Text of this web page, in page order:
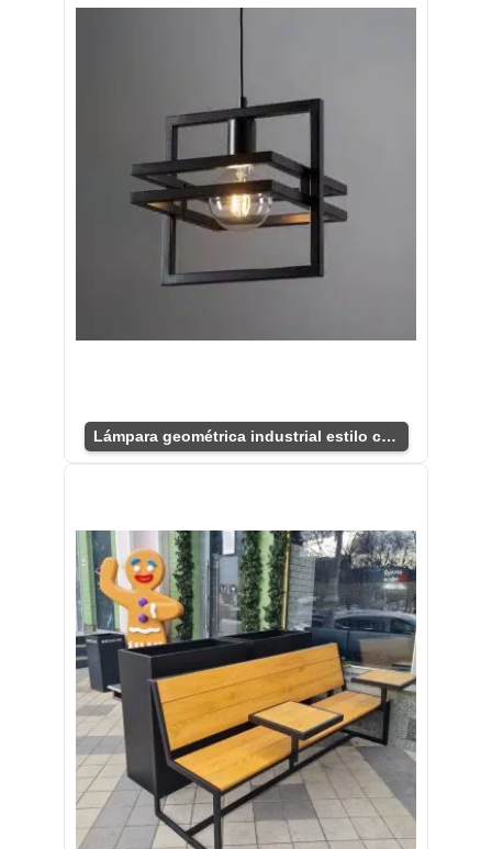
Lámpara geométrica industrial estilo colgante